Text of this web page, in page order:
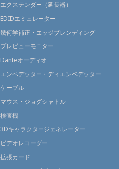
エクステンダー（延長器）
EDIDエミュレーター
幾何学補正・エッジブレンディング
プレビューモニター
Danteオーディオ
エンベデッター・ディエンベデッター
ケーブル
マウス・ジョグシャトル
検査機
3Dキャラクタージェネレーター
ビデオレコーダー
拡張カード